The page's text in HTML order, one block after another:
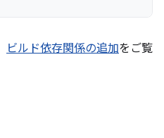
ビルド依存関係の追加をご覧